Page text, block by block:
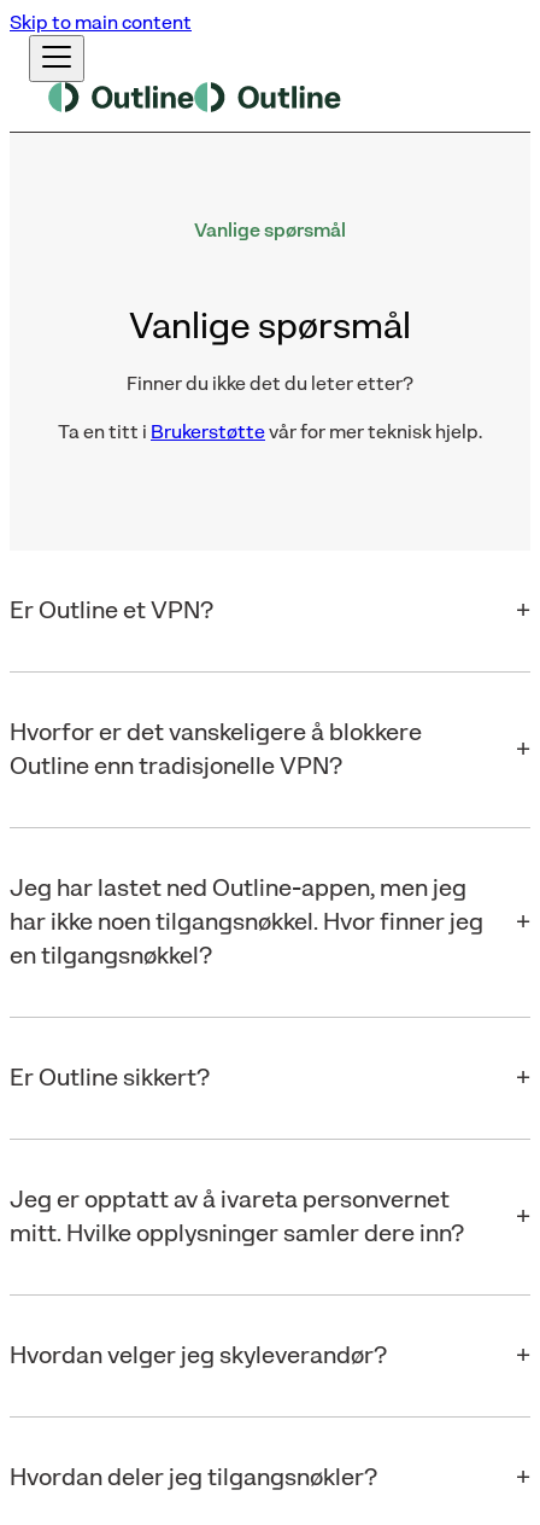
Skip to main content
Vanlige spørsmål
Vanlige spørsmål
Finner du ikke det du leter etter?
Ta en titt i Brukerstøttevår for mer teknisk hjelp.
Er Outline et VPN?
Hvorfor er det vanskeligere å blokkere
Outline enn tradisjonelle VPN?
Jeg har lastet ned Outline-appen, men jeg
har ikke noen tilgangsnøkkel. Hvor finner jeg
en tilgangsnøkkel?
Er Outline sikkert?
Jeg er opptatt av å ivareta personvernet
mitt. Hvilke opplysninger samler dere inn?
Hvordan velger jeg skyleverandør?
Hvordan deler jeg tilgangsnøkler?